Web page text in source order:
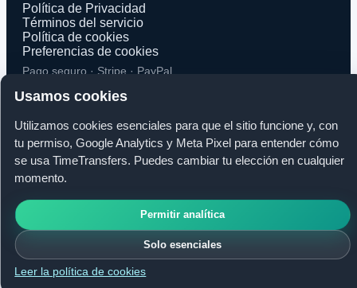
Usamos cookies
Utilizamos cookies esenciales para que el sitio funcione y, con
tu permiso, Google Analytics y Meta Pixel para entender cómo
se usa TimeTransfers. Puedes cambiar tu elección en cualquier
momento.
Permitir analítica
Solo esenciales
Leer la política de cookies
Política de Privacidad
Términos del servicio
Política de cookies
Preferencias de cookies
Pago seguro · Stripe · PayPal
© 2026 TimeTransfers. Todos los derechos reservados.